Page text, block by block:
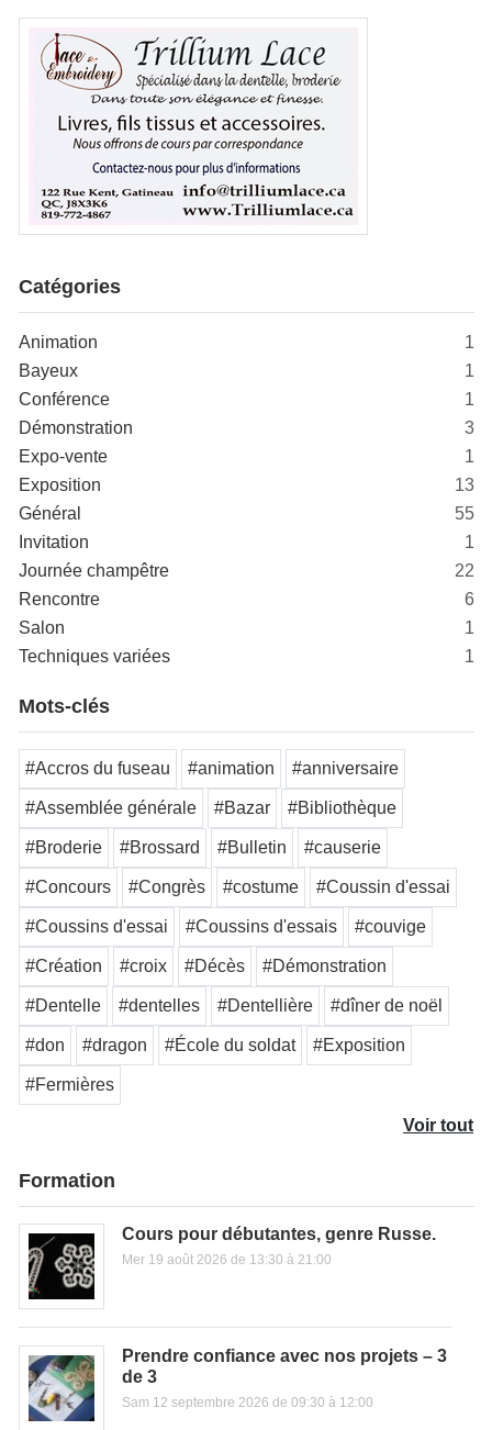
Catégories
Animation
1
Bayeux
1
Conférence
1
Démonstration
3
Expo-vente
1
Exposition
13
Général
55
Invitation
1
Journée champêtre
22
Rencontre
6
Salon
1
Techniques variées
1
Mots-clés
#Accros du fuseau #animation #anniversaire
#Assemblée générale #Bazar #Bibliothèque
#Broderie #Brossard #Bulletin #causerie
#Concours #Congrès #costume #Coussin d'essai
#Coussins d'essai #Coussins d'essais #couvige
#Création #croix #Décès #Démonstration
#Dentelle #dentelles #Dentellière #dîner de noël
#don #dragon #École du soldat #Exposition
#Fermières
Voir tout
Formation
Cours pour débutantes, genre Russe.
Mer 19 août 2026 de 13:30 à 21:00
Prendre confiance avec nos projets – 3
de 3
Sam 12 septembre 2026 de 09:30 à 12:00